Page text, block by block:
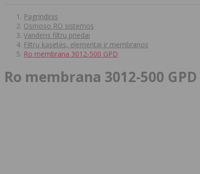
Pagrindinis
Osmoso RO sistemos
Vandens filtru priedai
Filtrų kasetės, elementai ir membranos
Ro membrana 3012-500 GPD
Ro membrana 3012-500 GPD